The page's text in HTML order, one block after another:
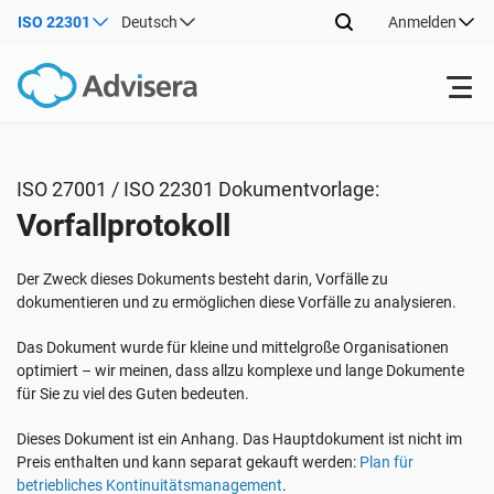
ISO 22301 Deutsch Anmelden
ISO 27001
NIS2
DORA
ISO 42001
Kostenlose Ressourcen
Nach Typ
Wo fängt man an
Sonstiges
Industrien
Berater
IT und SaaS Unternehmen
Über uns
Kontakt
ISO 27001 / ISO 22301 Dokumentvorlage:
Vorfallprotokoll
Der Zweck dieses Dokuments besteht darin, Vorfälle zu
dokumentieren und zu ermöglichen diese Vorfälle zu analysieren.
Das Dokument wurde für kleine und mittelgroße Organisationen
optimiert – wir meinen, dass allzu komplexe und lange Dokumente
für Sie zu viel des Guten bedeuten.
Dieses Dokument ist ein Anhang. Das Hauptdokument ist nicht im
Preis enthalten und kann separat gekauft werden: Plan für
betriebliches Kontinuitätsmanagement.